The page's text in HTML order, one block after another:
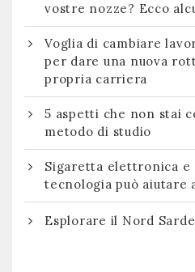
vostre nozze? Ecco
Voglia di cambiare
per dare una nuova
propria carriera
5 aspetti che non stai
metodo di studio
Sigaretta elettronica e
tecnologia può aiutare
Esplorare il Nord